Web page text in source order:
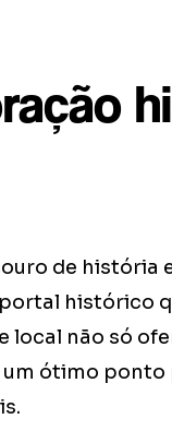
de história
histórico
local não só
ótimo